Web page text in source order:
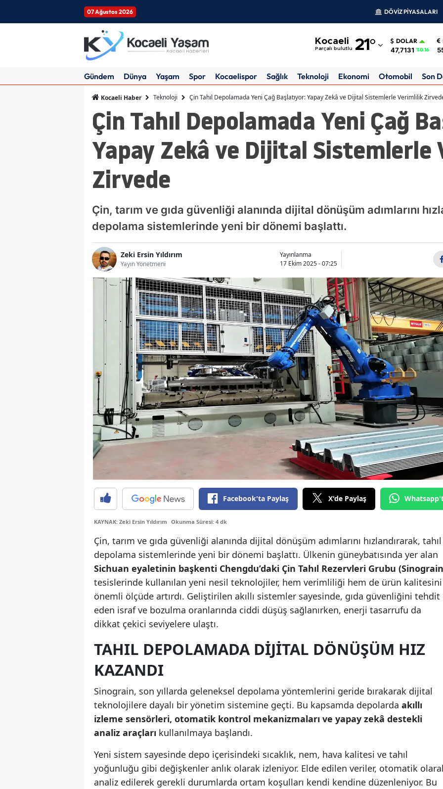
07 Ağustos 2026 DÖVİZ PİYASALARI
Kocaeli
Parçalı bulutlu 21°
Adıyaman
Amasya
Ankara
Antalya
Balıkesir
Bilecik
Bingöl
Bolu
Burdur
Bursa
Çanakkale
Çankırı
Çorum
Denizli
Diyarbakır
Edirne
Elazığ
Erzincan
Eskişehir
Gaziantep
Giresun
Gümüşhane
Hakkari
Isparta
İstanbul
İzmir
Kastamonu
Kayseri
DOLAR
47,7131 %0.16
Gündem Dünya Yaşam Spor Kocaelispor Sağlık Teknoloji Ekonomi Otomobil Son
Kocaeli Haber Teknoloji Çin Tahıl Depolamada Yeni Çağ Başlatıyor: Yapay Zekâ ve Dijital Sistemlerle Verimlilik
Çin Tahıl Depolamada Yeni Çağ
Yapay Zekâ ve Dijital Sistemlerle
Zirvede
Çin, tarım ve gıda güvenliği alanında dijital dönüşüm adımlarını
depolama sistemlerinde yeni bir dönemi başlattı.
Zeki Ersin Yıldırım
Yayın Yönetmeni
Yayınlanma
17 Ekim 2025 - 07:25
Facebook'ta Paylaş X'de Paylaş
KAYNAK: Zeki Ersin Yıldırım Okunma Süresi: 4 dk
Çin, tarım ve gıda güvenliği alanında dijital dönüşüm adımlarını hızlandırarak, tahıl
depolama sistemlerinde yeni bir dönemi başlattı. Ülkenin güneybatısında yer alan
Sichuan eyaletinin başkenti Chengdu’daki Çin Tahıl Rezervleri Grubu
tesislerinde kullanılan yeni nesil teknolojiler, hem verimliliği hem de ürün kalitesini
önemli ölçüde artırdı. Geliştirilen akıllı sistemler sayesinde, gıda güvenliğini tehdit
eden israf ve bozulma oranlarında ciddi düşüş sağlanırken, enerji tasarrufu da
dikkat çekici seviyelere ulaştı.
TAHIL DEPOLAMADA DIJITAL DÖNÜŞÜM HIZ
KAZANDI
Sinograin, son yıllarda geleneksel depolama yöntemlerini geride bırakarak dijital
teknolojilere dayalı bir yönetim sistemine geçti. Bu kapsamda depolarda akıllı
izleme sensörleri, otomatik kontrol mekanizmaları ve yapay zekâ destekli
analiz araçları kullanılmaya başlandı.
Yeni sistem sayesinde depo içerisindeki sıcaklık, nem, hava kalitesi ve tahıl
yoğunluğu gibi değişkenler anlık olarak izleniyor. Elde edilen veriler, otomatik
analiz edilerek gerekli durumlarda ortam koşulları kendi kendine düzenleniyor. Bu